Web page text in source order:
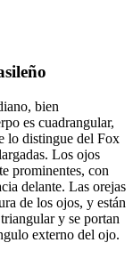
bien
es cuadrangular,
lo distingue del Fox
Los ojos
prominentes, con
delante. Las orejas
de los ojos, y están
y se portan
externo del ojo.